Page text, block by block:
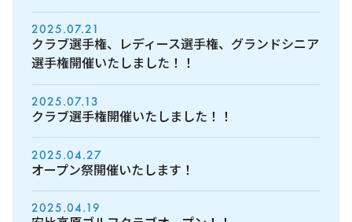
2025.07.21
クラブ選手権、レディース選手権、グランドシニア
選手権開催いたしました！！
2025.07.13
クラブ選手権開催いたしました！！
2025.04.27
オープン祭開催いたします！
2025.04.19